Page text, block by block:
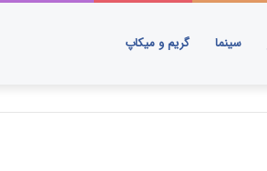
سینما گریم و میکاپ